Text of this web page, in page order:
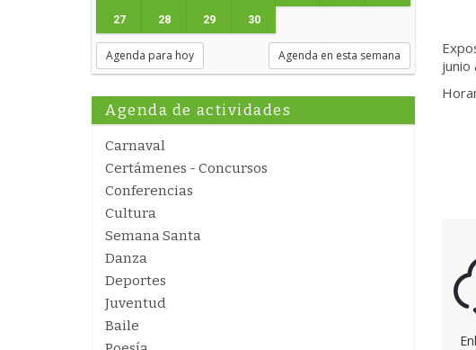
27 28 29 30
Agenda para hoy Agenda en esta semana
Agenda de actividades
Carnaval
Certámenes - Concursos
Conferencias
Cultura
Semana Santa
Danza
Deportes
Juventud
Baile
junio